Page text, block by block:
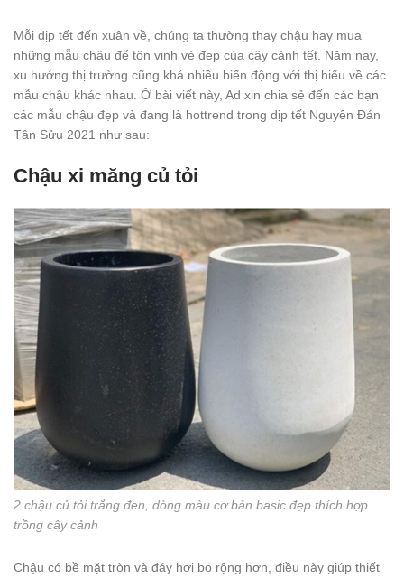
Mỗi dịp tết đến xuân về, chúng ta thường thay chậu hay mua
những mẫu chậu để tôn vinh vẻ đẹp của cây cảnh tết. Năm nay,
xu hướng thị trường cũng khá nhiều biến động với thị hiếu về các
mẫu chậu khác nhau. Ở bài viết này, Ad xin chia sẻ đến các bạn
các mẫu chậu đẹp và đang là hottrend trong dịp tết Nguyên Đán
Tân Sửu 2021 như sau:
Chậu xi măng củ tỏi
2 chậu củ tỏi trắng đen, dòng màu cơ bản basic đẹp thích hợp
trồng cây cảnh
Chậu có bề mặt tròn và đáy hơi bo rộng hơn, điều này giúp thiết